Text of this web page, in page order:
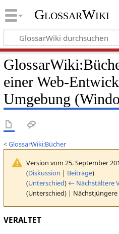
GlossarWiki
GlossarWiki:
einer Web-
Umgebung
<GlossarWiki:Bücher
Version vom 25. September
(Diskussion | Beiträge)
(Unterschied) ← Nächstältere
(Unterschied) |
VERALTET